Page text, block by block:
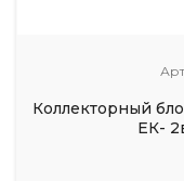
Коллекторный
ЕК-